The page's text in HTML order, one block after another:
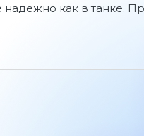
как в танке.